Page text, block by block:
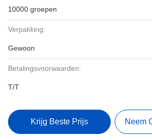
10000 groepen
Verpakking:
Gewoon
Betalingsvoorwaarden:
T/T
Krijg Beste Prijs Neem